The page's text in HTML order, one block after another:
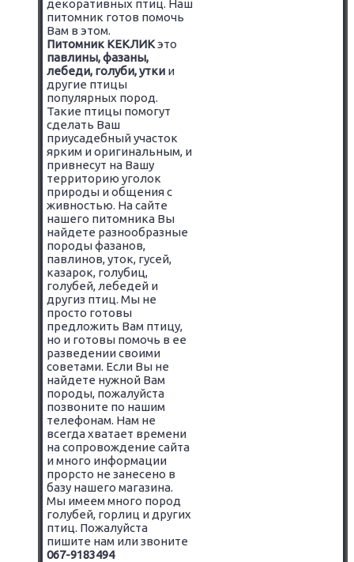
декоративных птиц. Наш
питомник готов помочь
Вам в этом.
Питомник КЕКЛИКэто
павлины, фазаны,
лебеди, голуби, утки и
другие птицы
популярных пород.
Такие птицы помогут
сделать Ваш
приусадебный участок
ярким и оригинальным, и
привнесут на Вашу
территорию уголок
природы и общения с
живностью. На сайте
нашего питомника Вы
найдете разнообразные
породы фазанов,
павлинов, уток, гусей,
казарок, голубиц,
голубей, лебедей и
другиз птиц. Мы не
просто готовы
предложить Вам птицу,
но и готовы помочь в ее
разведении своими
советами. Если Вы не
найдете нужной Вам
породы, пожалуйста
позвоните по нашим
телефонам. Нам не
всегда хватает времени
на сопровождение сайта
и много информации
прорсто не занесено в
базу нашего магазина.
Мы имеем много пород
голубей, горлиц и других
птиц. Пожалуйста
пишите нам или звоните
067-9183494